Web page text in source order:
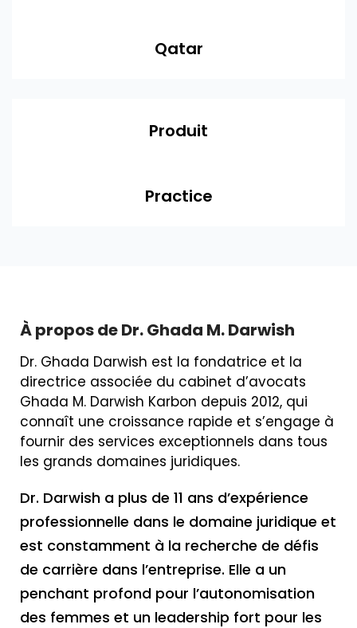
Qatar
Produit
Practice
À propos de Dr. Ghada M. Darwish
Dr. Ghada Darwish est la fondatrice et la
directrice associée du cabinet d’avocats
Ghada M. Darwish Karbon depuis 2012, qui
connaît une croissance rapide et s’engage à
fournir des services exceptionnels dans tous
les grands domaines juridiques.
Dr. Darwish a plus de 11 ans d’expérience
professionnelle dans le domaine juridique et
est constamment à la recherche de défis
de carrière dans l’entreprise. Elle a un
penchant profond pour l’autonomisation
des femmes et un leadership fort pour les